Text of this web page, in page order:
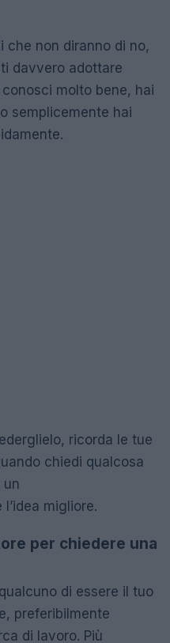
che non diranno di no,
davvero adottare
molto bene, hai
semplicemente hai
ricorda le tue
chiedi qualcosa
un
migliore.
per chiedere una
di essere il tuo
preferibilmente
di lavoro. Più